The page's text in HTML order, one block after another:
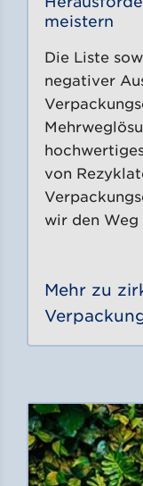
meistern
Die Liste
negativer
von
wir den
Mehr zu